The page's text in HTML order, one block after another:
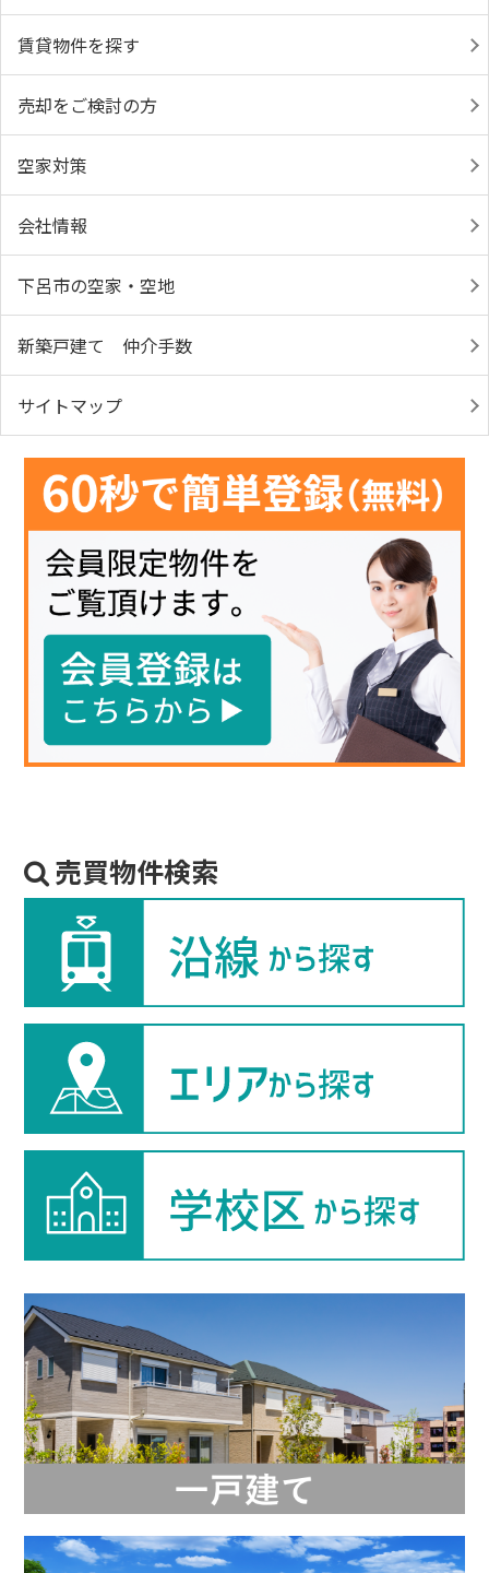
賃貸物件を探す
売却をご検討の方
空家対策
会社情報
下呂市の空家・空地
新築戸建て 仲介手数
サイトマップ
売買物件検索